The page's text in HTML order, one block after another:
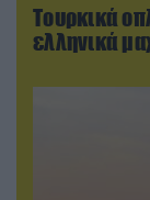
Τουρκικά
ελληνικά